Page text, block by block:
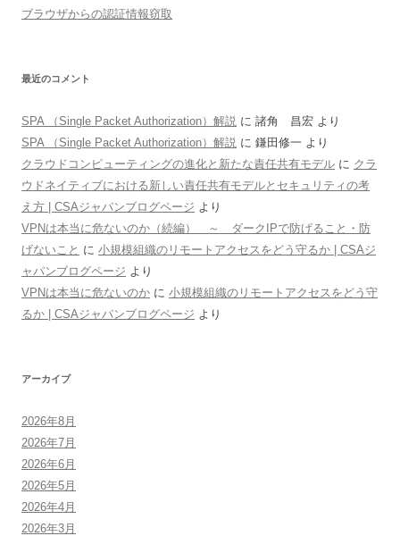
ブラウザからの認証情報窃取
最近のコメント
SPA （Single Packet Authorization）解説 に 諸角 昌宏 より
SPA （Single Packet Authorization）解説 に 鎌田修一 より
クラウドコンピューティングの進化と新たな責任共有モデル に クラ
ウドネイティブにおける新しい責任共有モデルとセキュリティの考
え方 | CSAジャパンブログページ より
VPNは本当に危ないのか（続編） ～ ダークIPで防げること・防
げないこと に 小規模組織のリモートアクセスをどう守るか | CSAジ
ャパンブログページ より
VPNは本当に危ないのか に 小規模組織のリモートアクセスをどう守
るか | CSAジャパンブログページ より
アーカイブ
2026年8月
2026年7月
2026年6月
2026年5月
2026年4月
2026年3月